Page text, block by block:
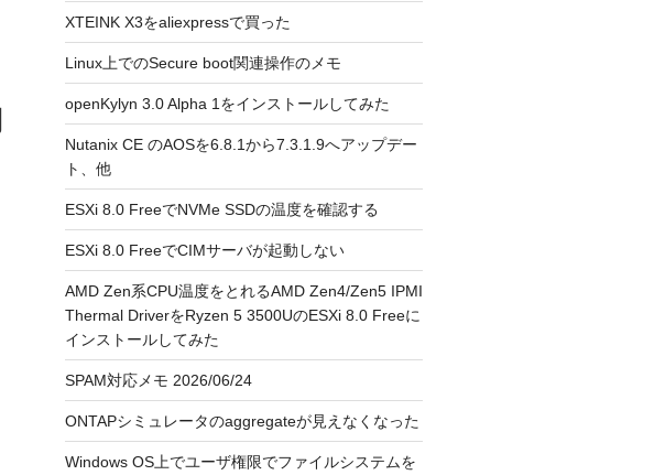
XTEINK X3をaliexpressで買った
Linux上でのSecure boot関連操作のメモ
openKylyn 3.0 Alpha 1をインストールしてみた
Nutanix CE のAOSを6.8.1から7.3.1.9へアップデー
ト、他
ESXi 8.0 FreeでNVMe SSDの温度を確認する
ESXi 8.0 FreeでCIMサーバが起動しない
AMD Zen系CPU温度をとれるAMD Zen4/Zen5 IPMI
Thermal DriverをRyzen 5 3500UのESXi 8.0 Freeに
インストールしてみた
SPAM対応メモ 2026/06/24
ONTAPシミュレータのaggregateが見えなくなった
Windows OS上でユーザ権限でファイルシステムを